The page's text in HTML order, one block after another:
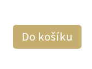
Do košíku